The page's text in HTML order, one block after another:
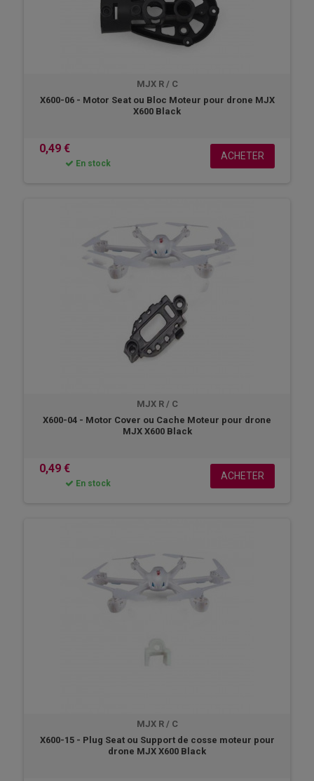
MJX R / C
X600-06 - Motor Seat ou Bloc Moteur pour drone MJX
X600 Black
0,49 €
En stock
ACHETER
MJX R / C
X600-04 - Motor Cover ou Cache Moteur pour drone
MJX X600 Black
0,49 €
En stock
ACHETER
MJX R / C
X600-15 - Plug Seat ou Support de cosse moteur pour
drone MJX X600 Black